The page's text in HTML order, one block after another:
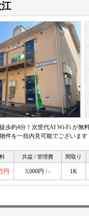
歩約4分！次世代AI Wi-Fi が無
件を一括内見可能でございま
共益 / 管理費 間取り
円 3,000円 / - 1K